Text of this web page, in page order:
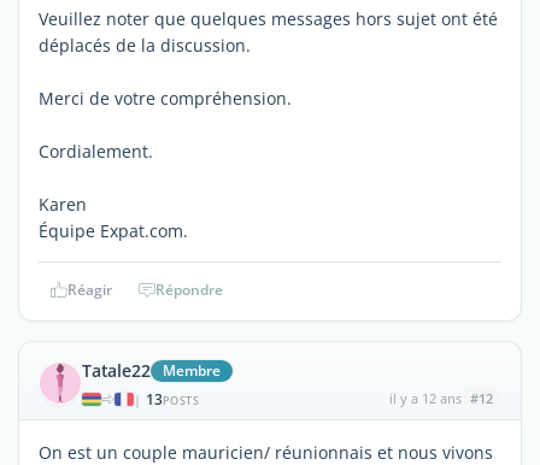
Veuillez noter que quelques messages hors sujet ont été
déplacés de la discussion.
Merci de votre compréhension.
Cordialement.
Karen
Équipe Expat.com.
Réagir Répondre
Tatale22 Membre
| 13POSTS il y a 12 ans #12
On est un couple mauricien/ réunionnais et nous vivons